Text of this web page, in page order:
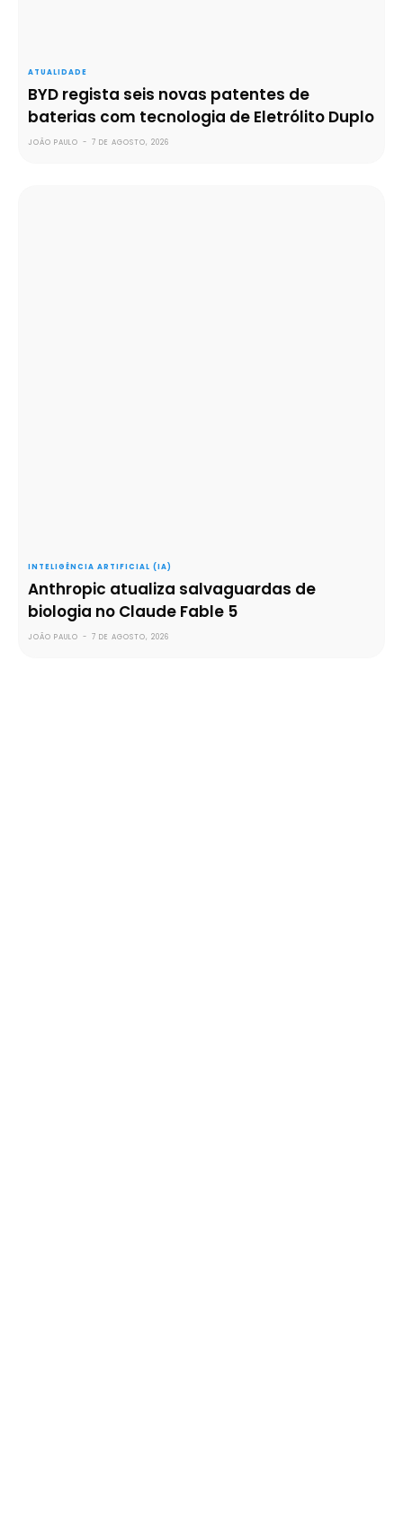
ATUALIDADE
BYD regista seis novas patentes de
baterias com tecnologia de Eletrólito Duplo
JOÃO PAULO - 7 DE AGOSTO, 2026
INTELIGÊNCIA ARTIFICIAL (IA)
Anthropic atualiza salvaguardas de
biologia no Claude Fable 5
JOÃO PAULO - 7 DE AGOSTO, 2026